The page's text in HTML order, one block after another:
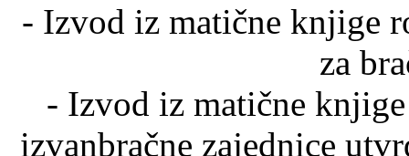
- Izvod iz matične knjige
za
- Izvod iz matične
izvanbračne zajednice